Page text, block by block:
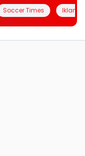
Soccer Times Iklanin